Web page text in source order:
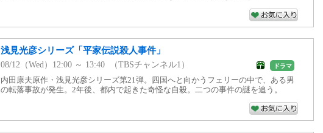
浅見光彦シリーズ「平家伝説殺人事件」
08/12（Wed）12:00 ～ 13:40 （TBSチャンネル1） ドラマ
内田康夫原作・浅見光彦シリーズ第21弾。四国へと向かうフェリーの中で、ある男
の転落事故が発生。2年後、都内で起きた奇怪な自殺。二つの事件の謎を追う。